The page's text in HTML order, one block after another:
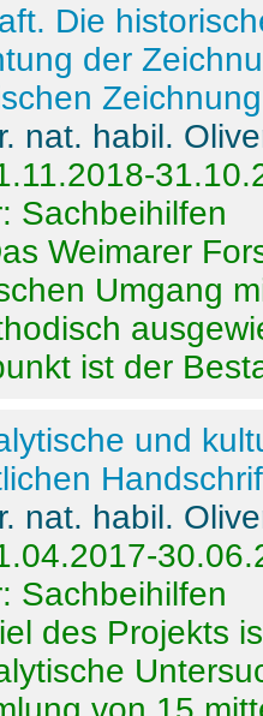
Die
der
nat. habil.
Sachbeihilfen
Weimarer
Umgang
ist der
und
nat. habil.
Sachbeihilfen
des Projekts